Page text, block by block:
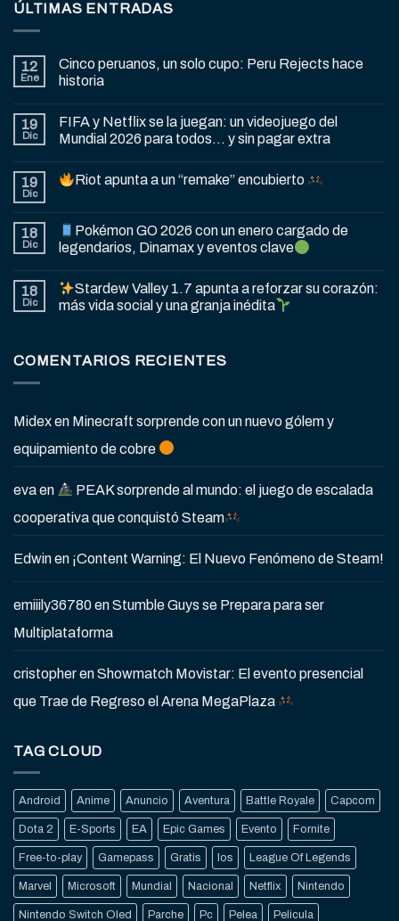
ÚLTIMAS ENTRADAS
12
Ene
Cinco peruanos, un solo cupo: Peru Rejects hace
historia
19
Dic
FIFA y Netflix se la juegan: un videojuego del
Mundial 2026 para todos… y sin pagar extra
19
Dic
Riot apunta a un “remake” encubierto
18
Dic
Pokémon GO 2026 con un enero cargado de
legendarios, Dinamax y eventos clave
18
Dic
Stardew Valley 1.7 apunta a reforzar su corazón:
más vida social y una granja inédita
COMENTARIOS RECIENTES
Midexen Minecraft sorprende con un nuevo gólem y
equipamiento de cobre
evaen
PEAK sorprende al mundo: el juego de escalada
cooperativa que conquistó Steam
Edwinen ¡Content Warning: El Nuevo Fenómeno de Steam!
emiiily36780enStumble Guys se Prepara para ser
Multiplataforma
cristopherenShowmatch Movistar: El evento presencial
que Trae de Regreso el Arena MegaPlaza
TAG CLOUD
Android Anime Anuncio Aventura Battle Royale Capcom
Dota 2 E-Sports EA Epic Games Evento Fornite
Free-to-play Gamepass Gratis Ios League Of Legends
Marvel Microsoft Mundial Nacional Netflix Nintendo
Nintendo Switch Oled Parche Pc Pelea Pelicula